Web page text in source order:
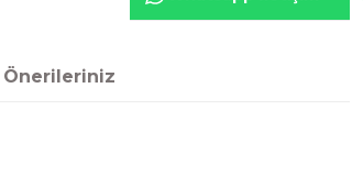
Önerileriniz